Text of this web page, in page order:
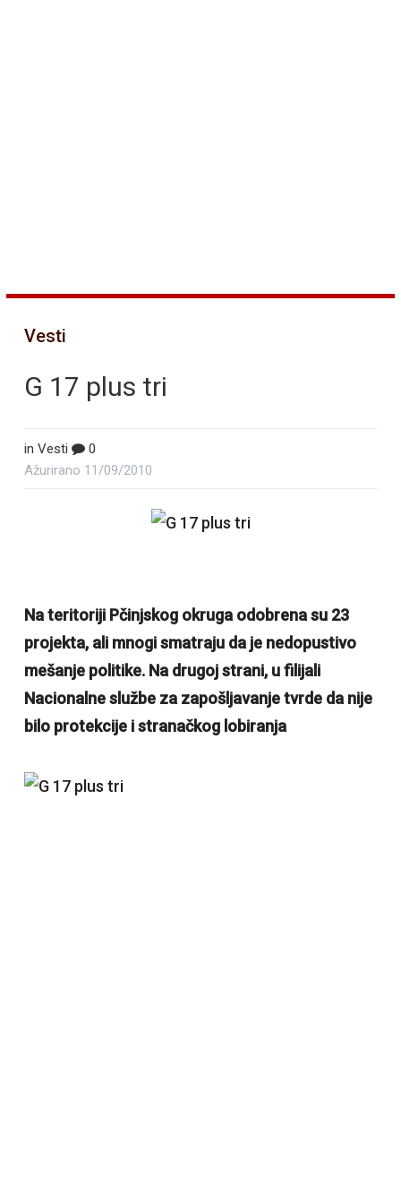
Vesti
G 17 plus tri
in Vesti
0
Ažurirano 11/09/2010
Na teritoriji Pčinjskog okruga odobrena su 23
projekta, ali mnogi smatraju da je nedopustivo
mešanje politike. Na drugoj strani, u filijali
Nacionalne službe za zapošljavanje tvrde da nije
bilo protekcije i stranačkog lobiranja